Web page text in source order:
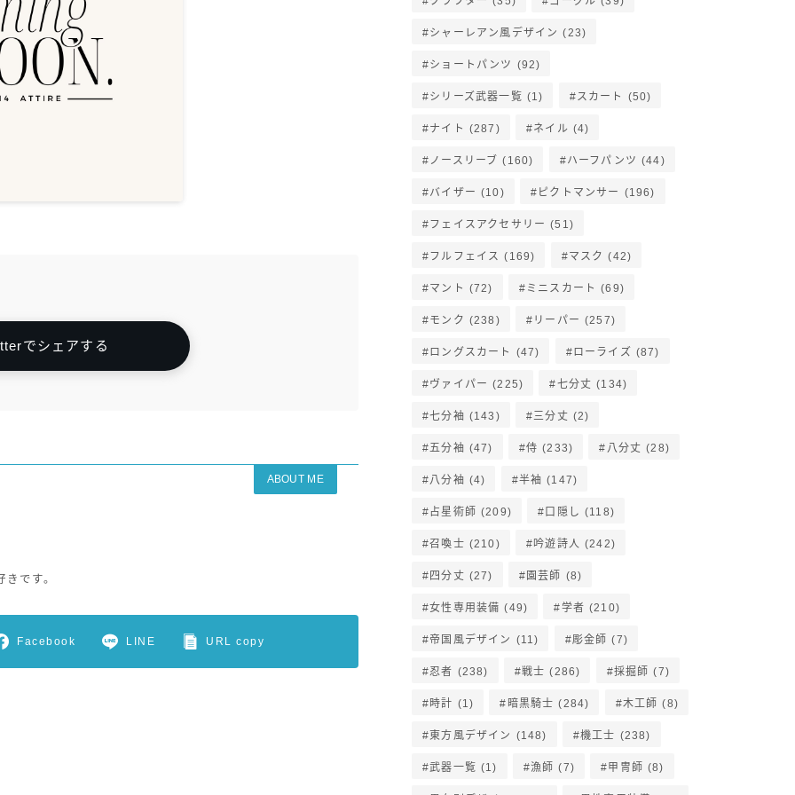
でシェアする
ABOUT ME
です。
Facebook LINE URL copy
シャーレアン風デザイン (23)
ショートパンツ (92)
シリーズ武器一覧 (1) スカート (50)
ナイト (287) ネイル (4)
ノースリーブ (160) ハーフパンツ (44)
バイザー (10) ピクトマンサー (196)
フェイスアクセサリー (51)
フルフェイス (169) マスク (42)
マント (72) ミニスカート (69)
モンク (238) リーパー (257)
ロングスカート (47) ローライズ (87)
ヴァイパー (225) 七分丈 (134)
七分袖 (143) 三分丈 (2)
五分袖 (47) 侍 (233) 八分丈 (28)
八分袖 (4) 半袖 (147)
占星術師 (209) 口隠し (118)
召喚士 (210) 吟遊詩人 (242)
四分丈 (27) 園芸師 (8)
女性専用装備 (49) 学者 (210)
帝国風デザイン (11) 彫金師 (7)
忍者 (238) 戦士 (286) 採掘師 (7)
時計 (1) 暗黒騎士 (284) 木工師 (8)
東方風デザイン (148) 機工士 (238)
武器一覧 (1) 漁師 (7) 甲冑師 (8)